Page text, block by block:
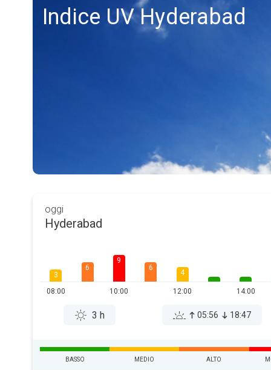
Indice UV Hyderabad
oggi
Hyderabad
3
08:00
6
9
10:00
6
4
12:00 14:00
3 h 05:56 18:47
BASSO MEDIO ALTO